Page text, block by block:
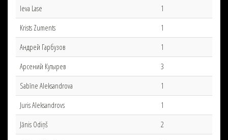
Ieva Lase
1
Krists Zuments
1
Андрей Гарбузов
1
Арсений Кутырев
3
Sabīne Aleksandrova
1
Juris Aleksandrovs
1
Jānis Odiņš
2